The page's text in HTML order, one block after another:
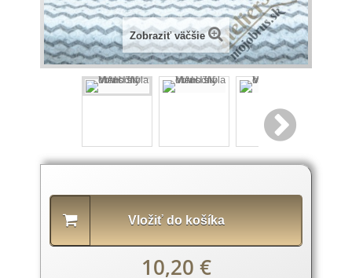
Zobraziť väčšie
Vložiť do košíka
10,20 €
produktu